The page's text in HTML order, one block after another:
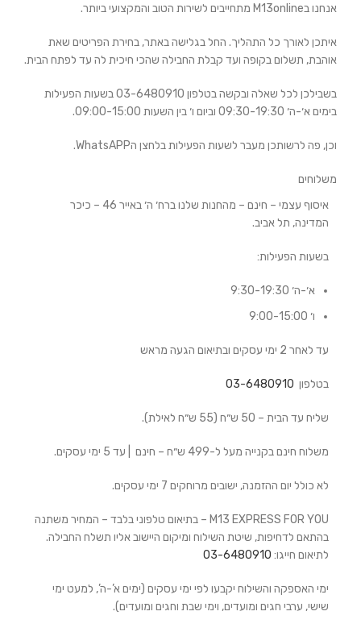
אנחנו בM13online מתחייבים לשירות הטוב והמקצועי ביותר.
איתכן לאורך כל התהליך. החל בגלישה באתר, בחירת הפריטים שאת
אוהבת, תשלום בקופה ועד קבלת החבילה שהכי חיכית לה עד לפתח הבית.
בשבילכן לכל שאלה ובקשה בטלפון 03-6480910 בשעות הפעילות
בימים א׳-ה׳ 09:30-19:30 וביום ו׳ בין השעות 09:00-15:00.
וכן, פה לרשותכן מעבר לשעות הפעילות בלחצן הWhatsAPP.
משלוחים
איסוף עצמי – חינם
– מהחנות שלנו ברח׳ ה׳ באייר 46 – כיכר
המדינה, תל אביב.
בשעות הפעילות:
א׳-ה׳ 9:30-19:30
ו׳ 9:00-15:00
עד לאחר 2 ימי עסקים ובתיאום הגעה מראש
בטלפון 03-6480910
שליח עד הבית –
משלוח חינםבקנייה מעל ל-499 ש״ח – חינם | עד 5 ימי עסקים.
לא כולל יום ההזמנה, ישובים מרוחקים 7 ימי עסקים.
M13 EXPRESS FOR YOU
– בתיאום טלפוני בלבד – המחיר משתנה
בהתאם לדחיפות, שיטת השילוח ומיקום היישוב אליו תשלח החבילה.
לתיאום חייגו: 03-6480910
ימי האספקה והשילוח יקבעו לפי ימי עסקים (ימים א’-ה’, למעט ימי
שישי, ערבי חגים ומועדים, וימי שבת וחגים ומועדים).